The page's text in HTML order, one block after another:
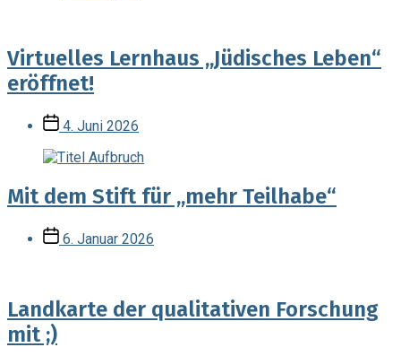
Virtuelles Lernhaus „Jüdisches Leben“
eröffnet!
Veröffentlichungsdatum
4. Juni 2026
Mit dem Stift für „mehr Teilhabe“
Veröffentlichungsdatum
6. Januar 2026
Landkarte der qualitativen Forschung
mit ;)